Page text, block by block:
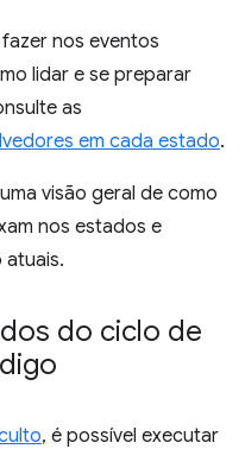
nos eventos
lidar e se preparar
as
em cada estado.
visão geral de como
nos estados e
do ciclo de
, é possível executar